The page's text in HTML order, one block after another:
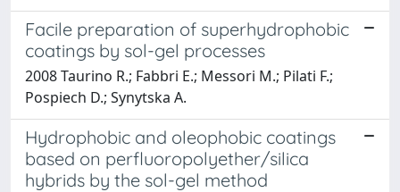
Facile preparation of superhydrophobic
coatings by sol-gel processes
2008 Taurino R.; Fabbri E.; Messori M.; Pilati F.;
Pospiech D.; Synytska A.
Hydrophobic and oleophobic coatings
based on perfluoropolyether/silica
hybrids by the sol-gel method